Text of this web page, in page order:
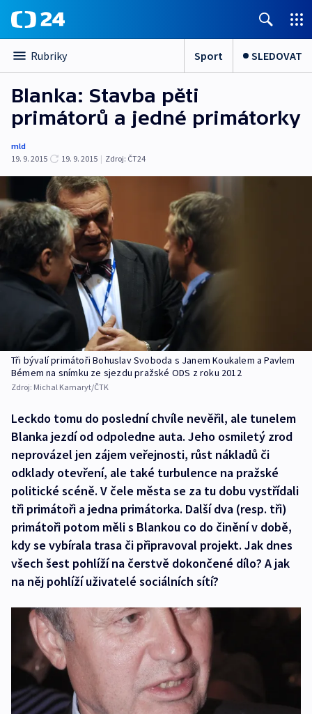
Rubriky Sport SLEDOVAT
Blanka: Stavba pěti
primátorů a jedné primátorky
mld
19. 9. 2015
19. 9. 2015 | Zdroj: ČT24
Tři bývalí primátoři Bohuslav Svoboda s Janem Koukalem a Pavlem
Bémem na snímku ze sjezdu pražské ODS z roku 2012
Zdroj: Michal Kamaryt/ČTK
Leckdo tomu do poslední chvíle nevěřil, ale tunelem
Blanka jezdí od odpoledne auta. Jeho osmiletý zrod
neprovázel jen zájem veřejnosti, růst nákladů či
odklady otevření, ale také turbulence na pražské
politické scéně. V čele města se za tu dobu vystřídali
tři primátoři a jedna primátorka. Další dva (resp. tři)
primátoři potom měli s Blankou co do činění v době,
kdy se vybírala trasa či připravoval projekt. Jak dnes
všech šest pohlíží na čerstvě dokončené dílo? A jak
na něj pohlíží uživatelé sociálních sítí?